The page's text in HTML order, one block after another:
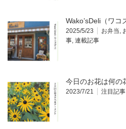
Wako’sDeli（ワコ
2025/5/23 お弁当,
事, 連載記事
今日のお花は何の
2023/7/21 注目記事